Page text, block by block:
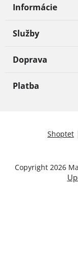
Informácie
Služby
Doprava
Platba
Shoptet
Copyright 2026